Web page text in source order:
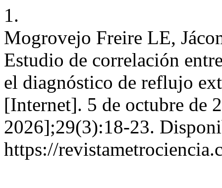
1.
Mogrovejo Freire LE,
Estudio de correlación
el diagnóstico de reflujo
[Internet]. 5 de octubre de
2026];29(3):18-23.
https://